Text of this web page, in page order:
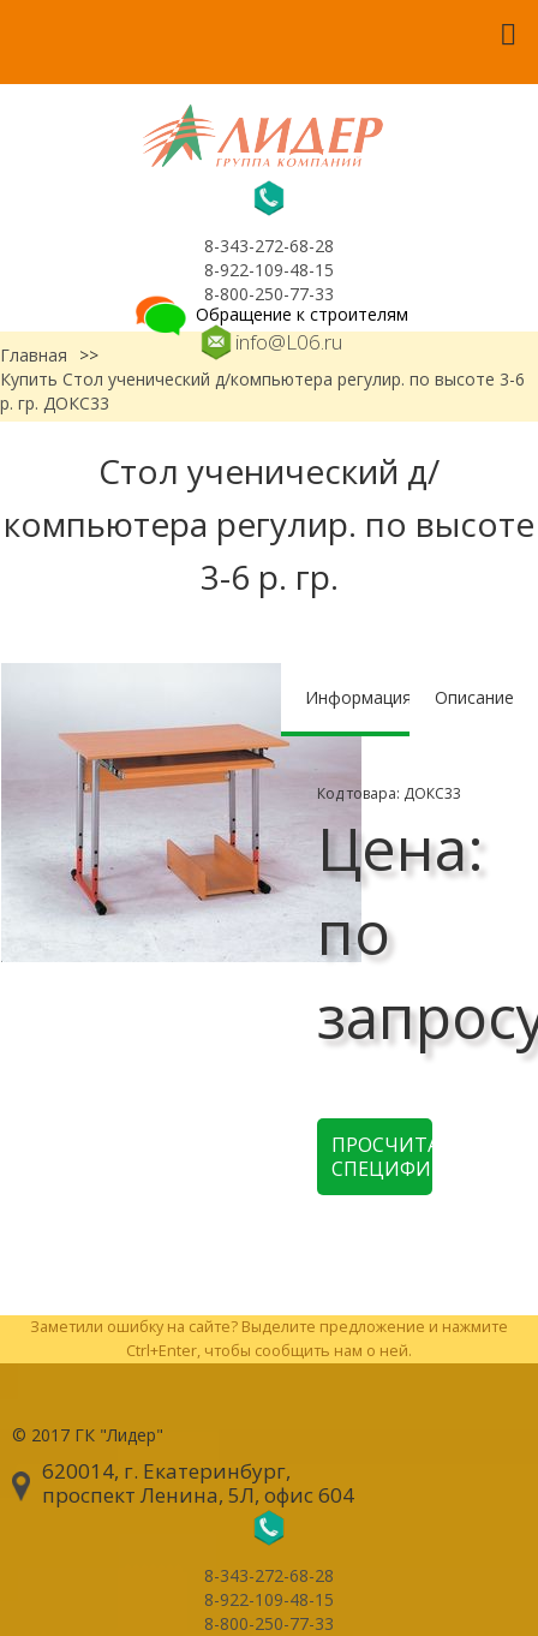
8-343-272-68-28
8-922-109-48-15
8-800-250-77-33
info@L06.ru
Обращение к строителям
Главная
>>
Купить Стол ученический д/компьютера регулир. по высоте 3-6
р. гр. ДОКС33
Стол ученический д/
компьютера регулир. по высоте
3-6 р. гр.
Информация Описание
Код товара: ДОКС33
Цена:
по
ПРОСЧИТАТЬ
СПЕЦИФИКАЦИЮ
Заметили ошибку на сайте? Выделите предложение и нажмите
Ctrl+Enter, чтобы сообщить нам о ней.
© 2017 ГК "Лидер"
620014, г. Екатеринбург,
проспект Ленина, 5Л, офис 604
8-343-272-68-28
8-922-109-48-15
8-800-250-77-33